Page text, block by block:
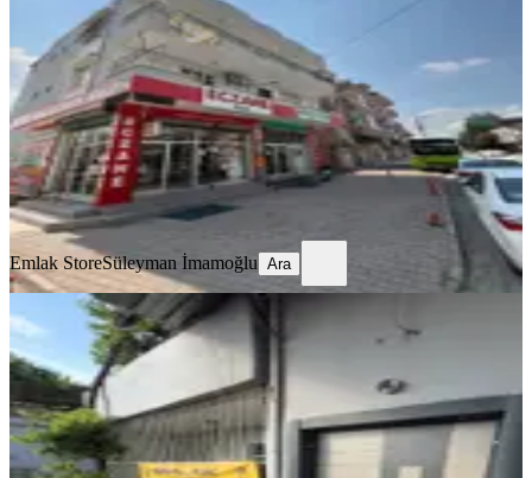
Seyhan, Barış Mahallesi
3+1·200 m²· 2. Kat·28.07.2026
200.000 ₺
Emlak StoreSüleyman İmamoğlu
Ara
Emlak StoreSüleyman İmamoğlu Ara
MANZARALI
Barış Mahallesi’nde Geniş Oturumlu
2+1 Kapalı Mutfak Kiralık Müstakil
Seyhan, Barış Mahallesi
2+1·140 m²·2. Kat 14.07.2026